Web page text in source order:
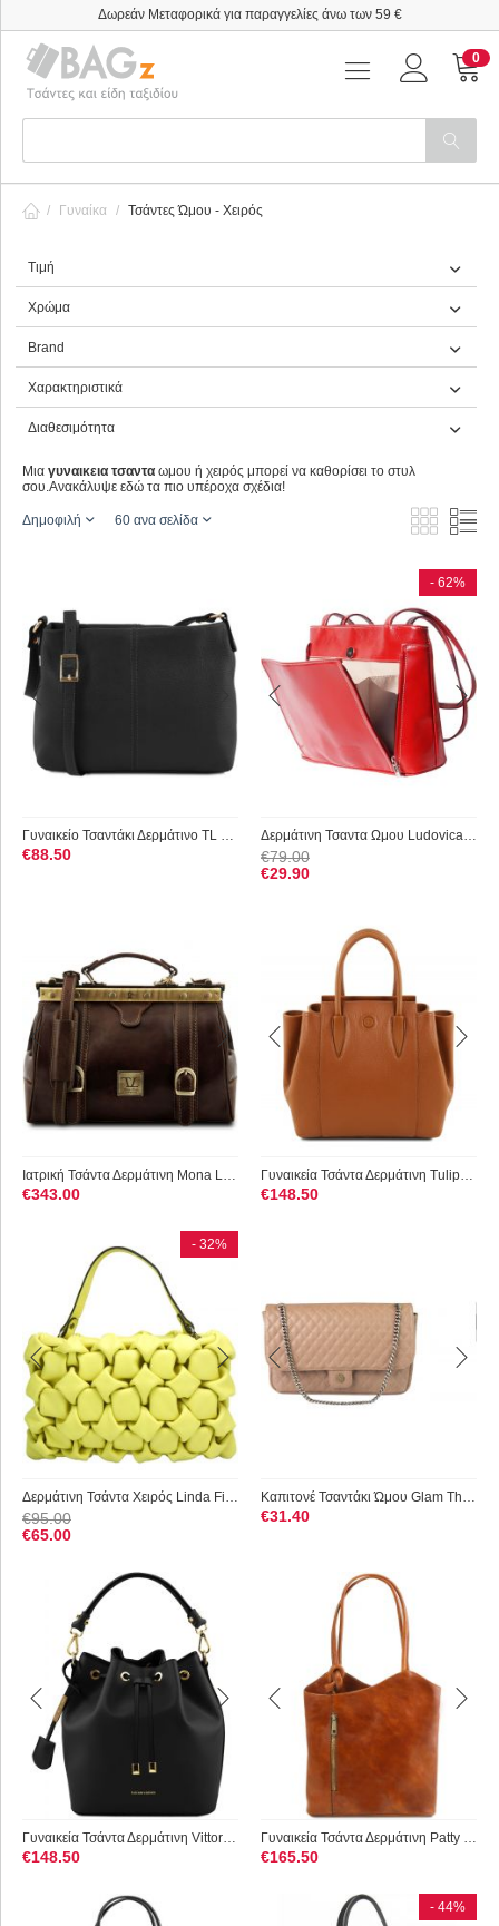
Δωρεάν Μεταφορικά για παραγγελίες άνω των 59 €
0
/ Γυναίκα / Τσάντες Ώμου - Χειρός
Τιμή
Χρώμα
Brand
Χαρακτηριστικά
Διαθεσιμότητα
Μια γυναικεια τσαντα ωμου ή χειρός μπορεί να καθορίσει το στυλ
σου.Ανακάλυψε εδώ τα πιο υπέροχα σχέδια!
Δημοφιλή 60 ανα σελίδα
€88.50
- 62%
€79.00
€29.90
Ιατρική Τσάντα Δερμάτινη Mona Lisa Καφέ σκούρο Tuscany Leather
€343.00
Γυναικεία Τσάντα Δερμάτινη Tulipan TL141727 Κονιάκ Tuscany Le...
€148.50
- 32%
Δερμάτινη Τσάντα Χειρός Linda Firenze Leather 6000 Κίτρινο
€95.00
€65.00
Καπιτονέ Τσαντάκι Ώμου Glam Thiros 03-1224 Mocha
€31.40
Γυναικεία Τσάντα Δερμάτινη Vittoria Μαύρο Tuscany Leather
€148.50
Γυναικεία Τσάντα Δερμάτινη Patty Μελί Tuscany Leather
€165.50
- 44%